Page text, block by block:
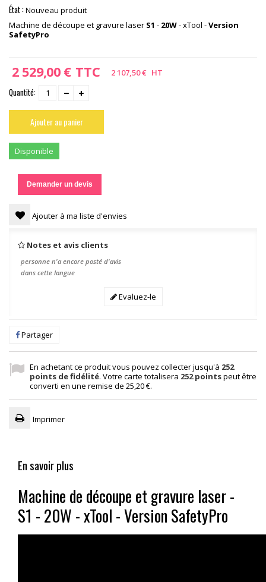
État :Nouveau produit
Machine de découpe et gravure laser S1 - 20W- xTool -Version
SafetyPro
2 529,00 € TTC 2 107,50 € HT
Quantité:
Ajouter au panier
Disponible
Demander un devis
Ajouter à ma liste d'envies
Notes et avis clients
personne n'a encore posté d'avis
dans cette langue
Evaluez-le
Partager
En achetant ce produit vous pouvez collecter jusqu'à 252
points de fidélité. Votre carte totalisera 252pointspeut être
converti en une remise de 25,20 €.
Imprimer
En savoir plus
Machine de découpe et gravure laser -
S1 - 20W - xTool - Version SafetyPro